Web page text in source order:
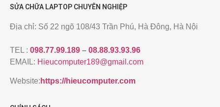
SỬA CHỮA LAPTOP CHUYÊN NGHIỆP
Địa chỉ: Số 22 ngõ 108/43 Trần Phú, Hà Đông, Hà Nội
TEL : 098.77.99.189 – 08.88.93.93.96
EMAIL: Hieucomputer189@gmail.com
Website: https://hieucomputer.com